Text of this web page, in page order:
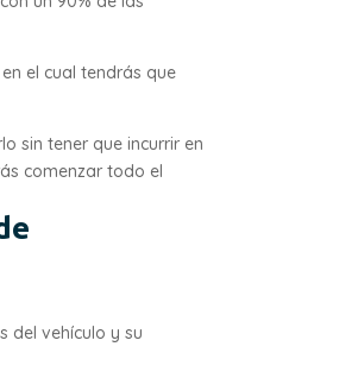
el cual tendrás que
sin tener que incurrir en
comenzar todo el
del vehículo y su